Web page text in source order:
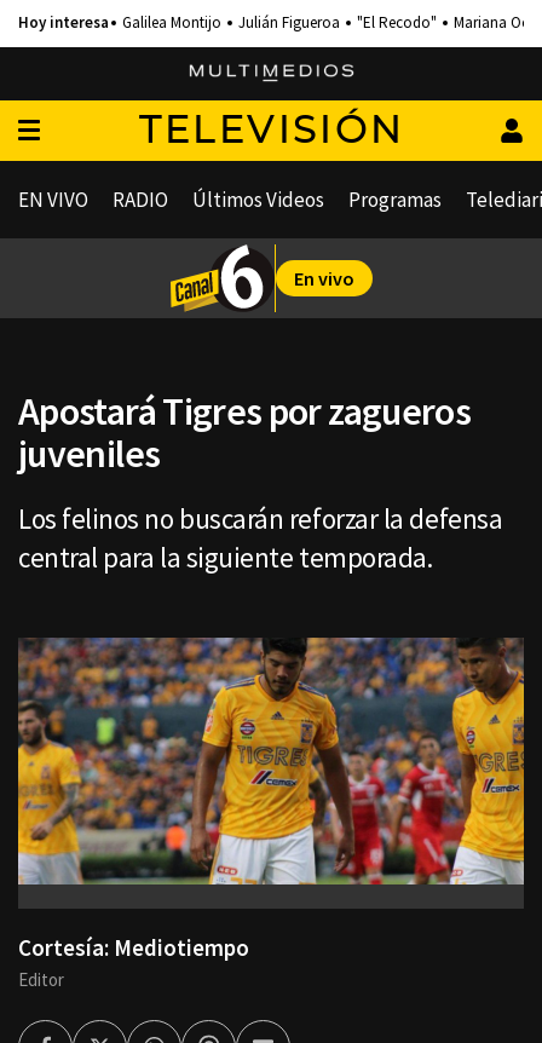
Galilea Montijo Julián Figueroa "El Recodo" Mariana
TELEVISIÓN
EN VIVO RADIO Últimos Videos Programas
En vivo
Apostará Tigres por zagueros
juveniles
Los felinos no buscarán reforzar la defensa
central para la siguiente temporada.
Cortesía: Mediotiempo
Editor